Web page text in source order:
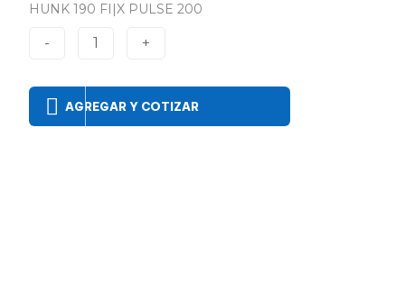
HUNK 190 FI|X PULSE 200
- 1 +
AGREGAR Y COTIZAR